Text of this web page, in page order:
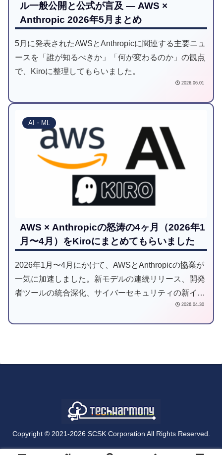
ル一般公開と公式が言及 — AWS ×
Anthropic 2026年5月まとめ
5月に発表されたAWSとAnthropicに関連する主要ニュ
ースを「誰が知るべきか」「何が変わるのか」の観点
で、Kiroに整理してもらいました。
2026.06.01
AI・ML
AWS × Anthropicの怒涛の4ヶ月（2026年1
月〜4月）をKiroにまとめてもらいました
2026年1月〜4月にかけて、AWSとAnthropicの協業が
一気に加速しました。新モデルの連続リリース、開発
者ツールの統合深化、サイバーセキュリティの新イニ
シアチブ、そして史上最大規模の投資拡大まで。正
2026.04.30
Copyright © 2021-2026 SCSK Corporation All Rights Reserved.